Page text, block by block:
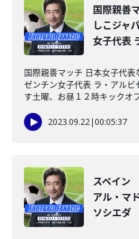
国際親善
しこジ
女子代表
国際親善マッチ 日本女子代
ゼンチン女子代表 ラ・アル
す土曜、お昼１２時キックオ
2023.09.22|00:05:37
スペイン
アル・マ
ソシエダ